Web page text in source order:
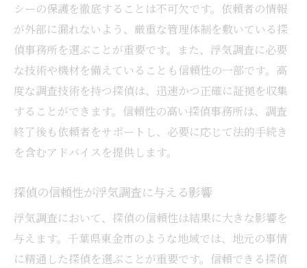
シーの保護を徹底することは不可欠です。依頼者の情報
が外部に漏れないよう、厳重な管理体制を敷いている探
偵事務所を選ぶことが重要です。また、浮気調査に必要
な技術や機材を備えていることも信頼性の一部です。高
度な調査技術を持つ探偵は、迅速かつ正確に証拠を収集
することができます。信頼性の高い探偵事務所は、調査
終了後も依頼者をサポートし、必要に応じて法的手続き
を含むアドバイスを提供します。
探偵の信頼性が浮気調査に与える影響
浮気調査において、探偵の信頼性は結果に大きな影響を
与えます。千葉県東金市のような地域では、地元の事情
に精通した探偵を選ぶことが重要です。信頼できる探偵